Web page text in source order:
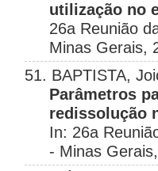
utilização no
26a Reunião
Minas Gerais,
51. BAPTISTA,
Parâmetros
redissolução
In: 26a
- Minas